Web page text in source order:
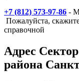
+7 (812) 573-97-86 -
Пожалуйста,
справочной
Адрес
района